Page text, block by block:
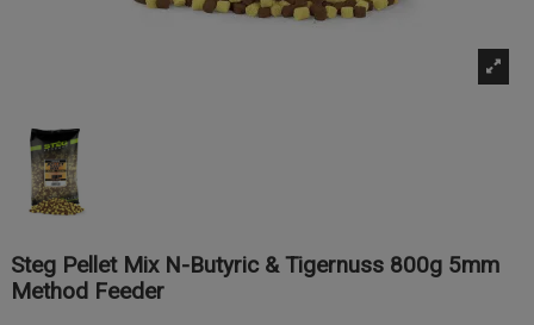
Steg Pellet Mix N-Butyric & Tigernuss 800g 5mm
Method Feeder